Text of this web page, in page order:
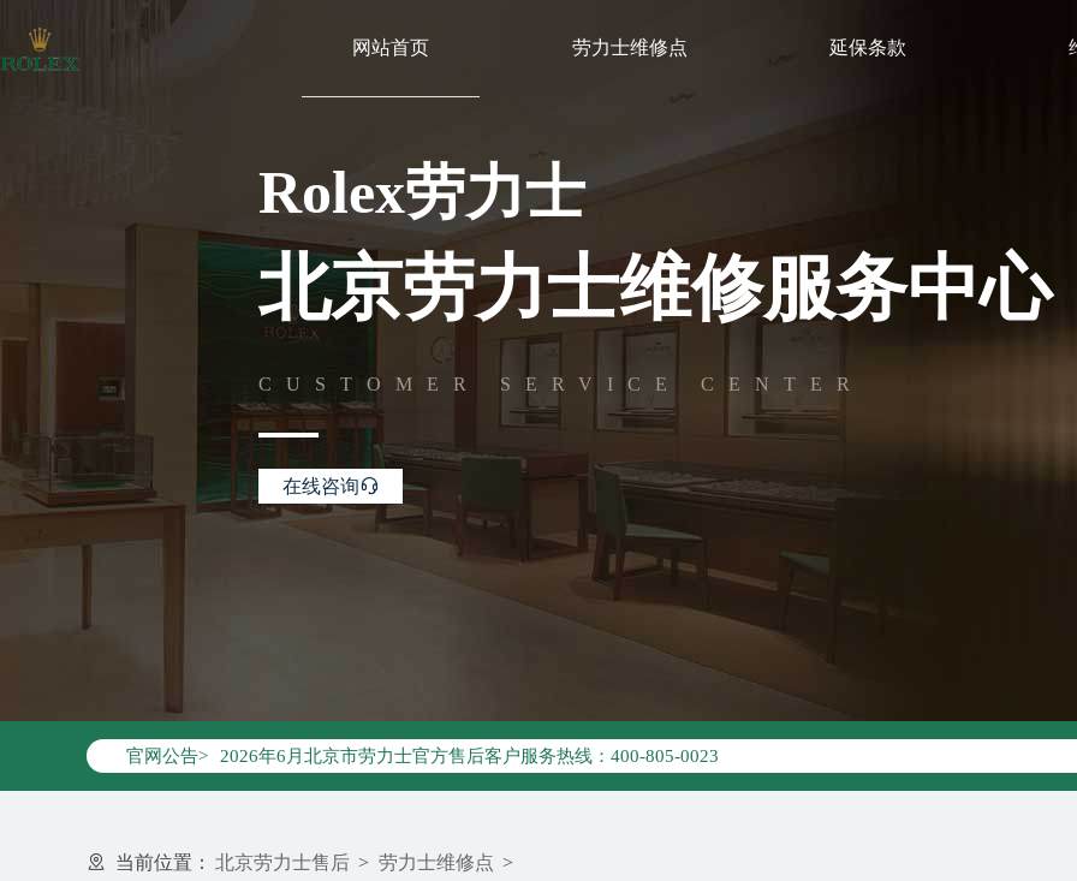
网站首页 劳力士维修点 延保条款
Rolex劳力士
北京劳力士维修服务中心
CUSTOMER SERVICE CENTER
在线咨询
官网公告>
2026年6月北京市劳力士官方售后客户服务热线：400-805-0023
2026年6月劳力士售后服务中心最新网点地址：
北京市东城区东长安街1号东方广场写字楼W3座6层602室（需提前预约）
北京市朝阳区建国门外大街甲6号华熙国际中心D座11层1102室劳力士售后服务中心（需提前预约）
当前位置： 北京劳力士售后 > 劳力士维修点 >